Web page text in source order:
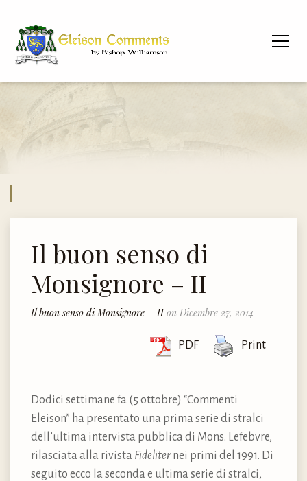
Il buon senso di
Monsignore – II
Il buon senso di Monsignore – IIon Dicembre 27, 2014
PDF Print
Dodici settimane fa (5 ottobre) “Commenti
Eleison” ha presentato una prima serie di stralci
dell’ultima intervista pubblica di Mons. Lefebvre,
rilasciata alla rivista Fideliternei primi del 1991. Di
seguito ecco la seconda e ultima serie di stralci,